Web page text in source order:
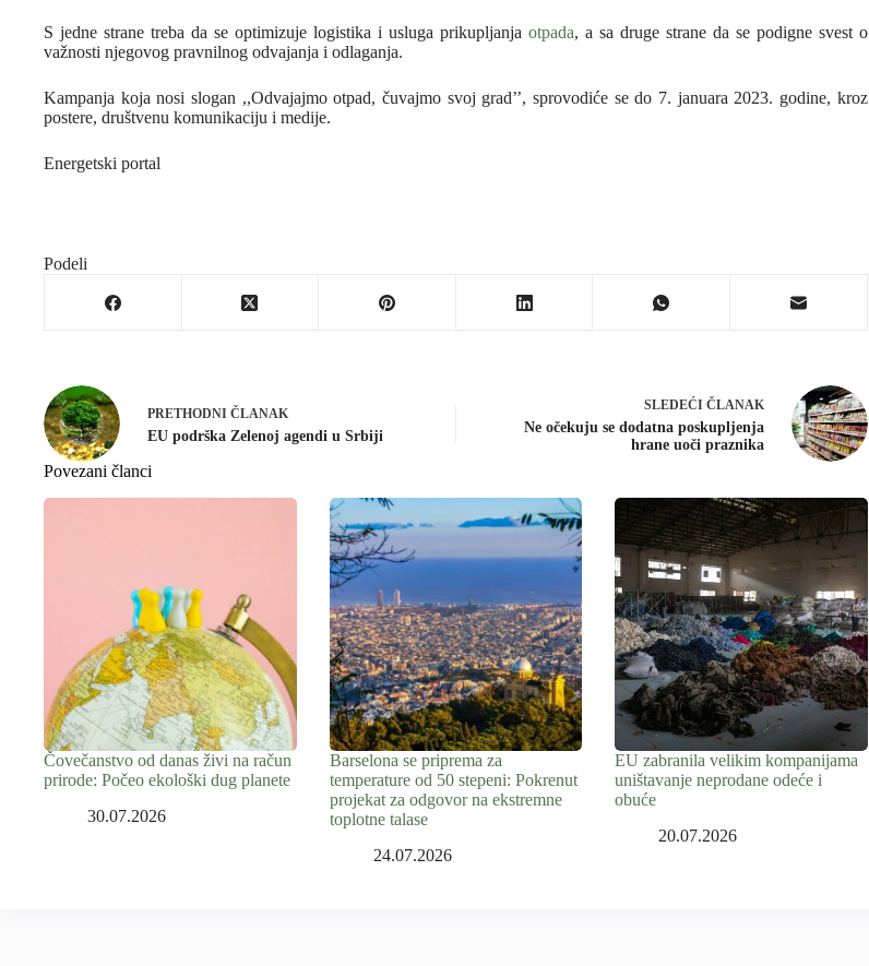
S jedne strane treba da se optimizuje logistika i usluga prikupljanja otpada, a sa druge strane da se podigne svest o
važnosti njegovog pravnilnog odvajanja i odlaganja.
Kampanja koja nosi slogan ,,Odvajajmo otpad, čuvajmo svoj grad’’, sprovodiće se do 7. januara 2023. godine, kroz
postere, društvenu komunikaciju i medije.
Energetski portal
Podeli
PRETHODNI ČLANAK
EU podrška Zelenoj agendi u Srbiji
SLEDEĆI ČLANAK
Ne očekuju se dodatna poskupljenja
hrane uoči praznika
Povezani članci
Čovečanstvo od danas živi na račun
prirode: Počeo ekološki dug planete
30.07.2026
Barselona se priprema za
temperature od 50 stepeni: Pokrenut
projekat za odgovor na ekstremne
toplotne talase
24.07.2026
EU zabranila velikim kompanijama
uništavanje neprodane odeće i
obuće
20.07.2026